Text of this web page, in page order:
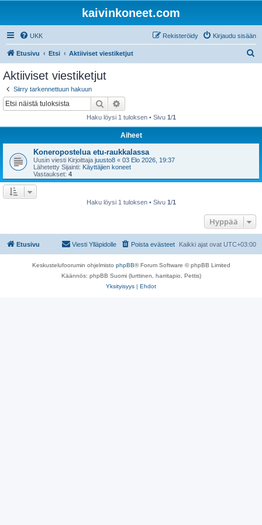
kaivinkoneet.com
UKK Kirjaudu sisään
Rekisteröidy
Etusivu Etsi Aktiiviset viestiketjut
Aktiiviset viestiketjut
Siirry tarkennettuun hakuun
Etsi
Haku löysi 1 tuloksen • Sivu 1/1
Aiheet
Koneropostelua etu-raukkalassa
Uusin viesti Kirjoittaja juusto8 « 03 Elo 2026, 19:37
Lähetetty Sijainti: Käyttäjien koneet
Vastaukset: 4
Haku löysi 1 tuloksen • Sivu 1/1
Hyppää
Etusivu Kaikki ajat ovat UTC+03:00
Poista evästeet
Viesti Ylläpidolle
Keskustelufoorumin ohjelmisto phpBB® Forum Software © phpBB Limited
Käännös: phpBB Suomi (lurttinen, harritapio, Pettis)
Yksityisyys | Ehdot